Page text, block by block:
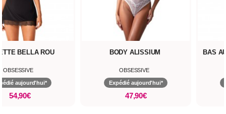
BELLA ROU
OBSESSIVE
aujourd'hui*
54,90€
BODY ALISSIUM
OBSESSIVE
Expédié aujourd'hui*
47,90€
BAS